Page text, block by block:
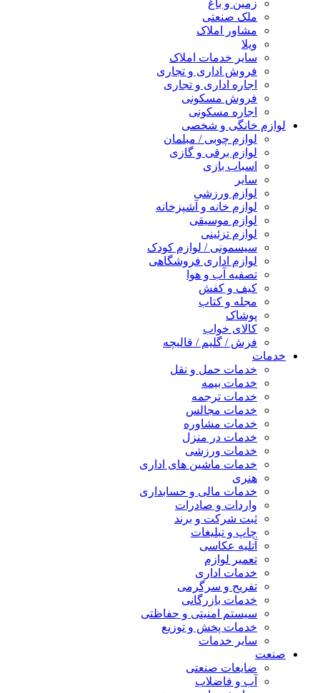
زمین و باغ
ملک صنعتی
مشاور املاک
ویلا
سایر خدمات املاک
فروش اداری و تجاری
اجاره اداری و تجاری
فروش مسکونی
اجاره مسکونی
لوازم خانگی و شخصی
لوازم چوبی / مبلمان
لوازم برقی و گازی
اسباب بازی
سایر
لوازم ورزشی
لوازم خانه و آشپزخانه
لوازم موسیقی
لوازم تزئینی
سیسمونی / لوازم کودک
لوازم اداری فروشگاهی
تصفیه آب و هوا
کیف و کفش
مجله و کتاب
پوشاک
کالای خواب
فرش / گلیم / قالیچه
خدمات
خدمات حمل و نقل
خدمات بیمه
خدمات ترجمه
خدمات مجالس
خدمات مشاوره
خدمات در منزل
خدمات ورزشی
خدمات ماشین های اداری
هنری
خدمات مالی و حسابداری
واردات و صادرات
ثبت شرکت و برند
چاپ و تبلیغات
آتلیه عکاسی
تعمیر لوازم
خدمات اداری
تفریح و سرگرمی
خدمات بازرگانی
سیستم امنیتی و حفاظتی
خدمات پخش و توزیع
سایر خدمات
صنعت
ضایعات صنعتی
آب و فاضلاب